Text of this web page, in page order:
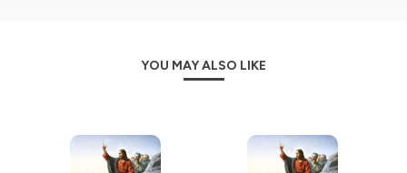
Jésus prêche à la synagogue, gravure de Gustave Doré
YOU MAY ALSO LIKE